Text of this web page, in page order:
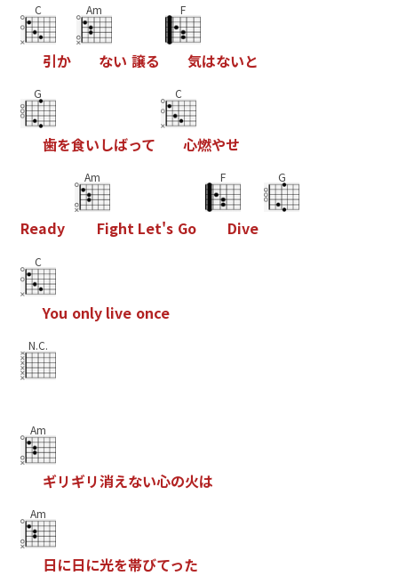
C
引か
Am
ない 譲る
F
気はないと
G
歯を食いしばって
C
心燃やせ
Ready
Am
Fight Let's Go
F
Dive
G
C
You only live once
N.C.
Am
ギリギリ消えない心の火は
Am
日に日に光を帯びてった